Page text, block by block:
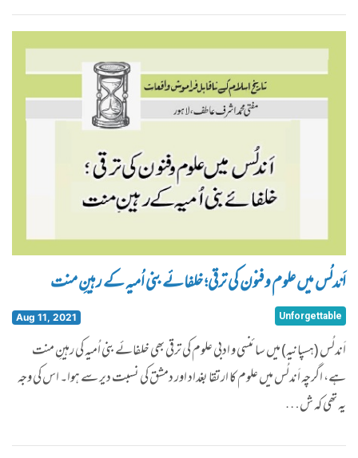
اَندلُس میں علوم و فنون کی ترقی؛ خلفائے بنی اُمیہ کے رہینِ منت
Aug 11, 2021 Unforgettable
اَندلُس (ہسپانیہ) میں سائنسی و ادبی علوم کی ترقی بھی خلفائے بنی اُمیہ کی رہینِ منت
ہے، اگرچہ اَندلُس میں علوم کا ارتقا بغداد اور دمشق کی نسبت دیر سے ہوا۔ اس کی وجہ
یہ تھی کہ ش…